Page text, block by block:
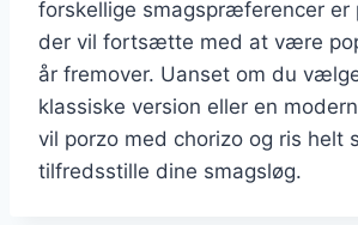
forskellige smagspræferencer er
der vil fortsætte med at være
år fremover. Uanset om du
klassiske version eller en
vil porzo med chorizo og ris helt
tilfredsstille dine smagsløg.